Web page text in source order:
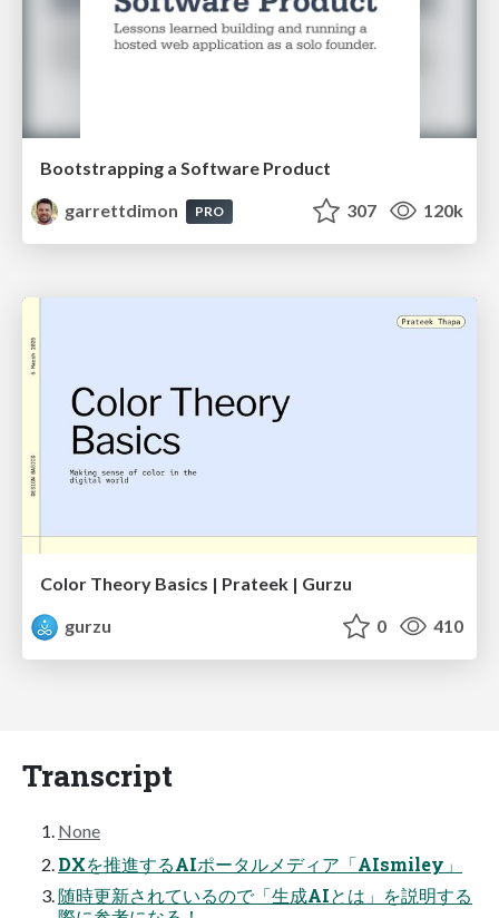
Bootstrapping a Software Product
garrettdimon
PRO 307 120k
Color Theory Basics | Prateek | Gurzu
gurzu
0 410
Transcript
None
DXを推進するAIポータルメディア「AIsmiley」
随時更新されているので「⽣成AIとは」を説明する